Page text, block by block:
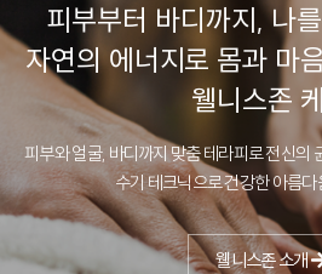
피부부터 바디까지, 나
자연의 에너지로 몸과 마
웰니스존
피부와 얼굴, 바디까지 맞춤 테라피로 전신의
수기 테크닉으로 건강한 아름
웰니스존 소개